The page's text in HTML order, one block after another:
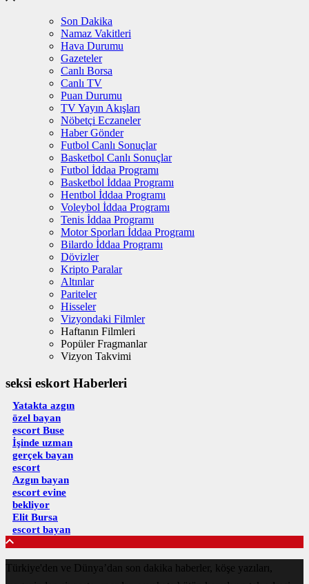
Son Dakika
Namaz Vakitleri
Hava Durumu
Gazeteler
Canlı Borsa
Canlı TV
Puan Durumu
TV Yayın Akışları
Nöbetçi Eczaneler
Haber Gönder
Futbol Canlı Sonuçlar
Basketbol Canlı Sonuçlar
Futbol İddaa Programı
Basketbol İddaa Programı
Hentbol İddaa Programı
Voleybol İddaa Programı
Tenis İddaa Programı
Motor Sporları İddaa Programı
Bilardo İddaa Programı
Dövizler
Kripto Paralar
Altınlar
Pariteler
Hisseler
Vizyondaki Filmler
Haftanın Filmleri
Popüler Fragmanlar
Vizyon Takvimi
seksi eskort Haberleri
Yatakta azgın
özel bayan
escort Buse
İşinde uzman
gerçek bayan
escort
Azgın bayan
escort evine
bekliyor
Elit Bursa
escort bayan
Türkiye'den ve Dünya’dan son dakika haberler, köşe yazıları,